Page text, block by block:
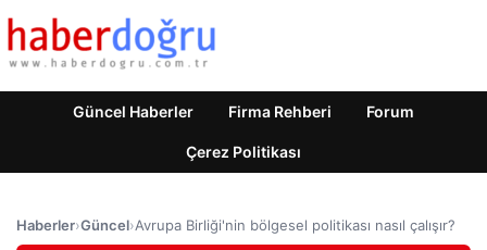
Güncel Haberler Firma Rehberi Forum
Çerez Politikası
Haberler›Güncel›Avrupa Birliği'nin bölgesel politikası nasıl çalışır?